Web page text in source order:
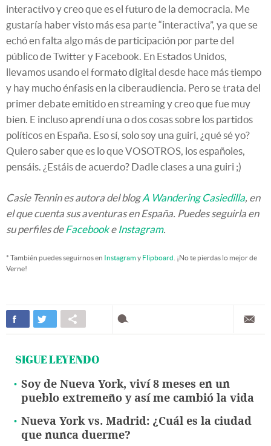
interactivo y creo que es el futuro de la democracia. Me
gustaría haber visto más esa parte “interactiva”, ya que se
echó en falta algo más de participación por parte del
público de Twitter y Facebook. En Estados Unidos,
llevamos usando el formato digital desde hace más tiempo
y hay mucho énfasis en la ciberaudiencia. Pero se trata del
primer debate emitido en streaming y creo que fue muy
bien. E incluso aprendí una o dos cosas sobre los partidos
políticos en España. Eso sí, solo soy una guiri, ¿qué sé yo?
Quiero saber que es lo que VOSOTROS, los españoles,
pensáis. ¿Estáis de acuerdo? Dadle clases a una guiri ;)
Casie Tennines autora del blogA Wandering Casiedilla, en
el que cuenta sus aventuras en España. Puedes seguirla en
su perfiles deFacebooke Instagram.
* También puedes seguirnos en Instagramy Flipboard . ¡No te pierdas lo mejor de
Verne!
SIGUE LEYENDO
Soy de Nueva York, viví 8 meses en un
pueblo extremeño y así me cambió la vida
Nueva York vs. Madrid: ¿Cuál es la ciudad
que nunca duerme?